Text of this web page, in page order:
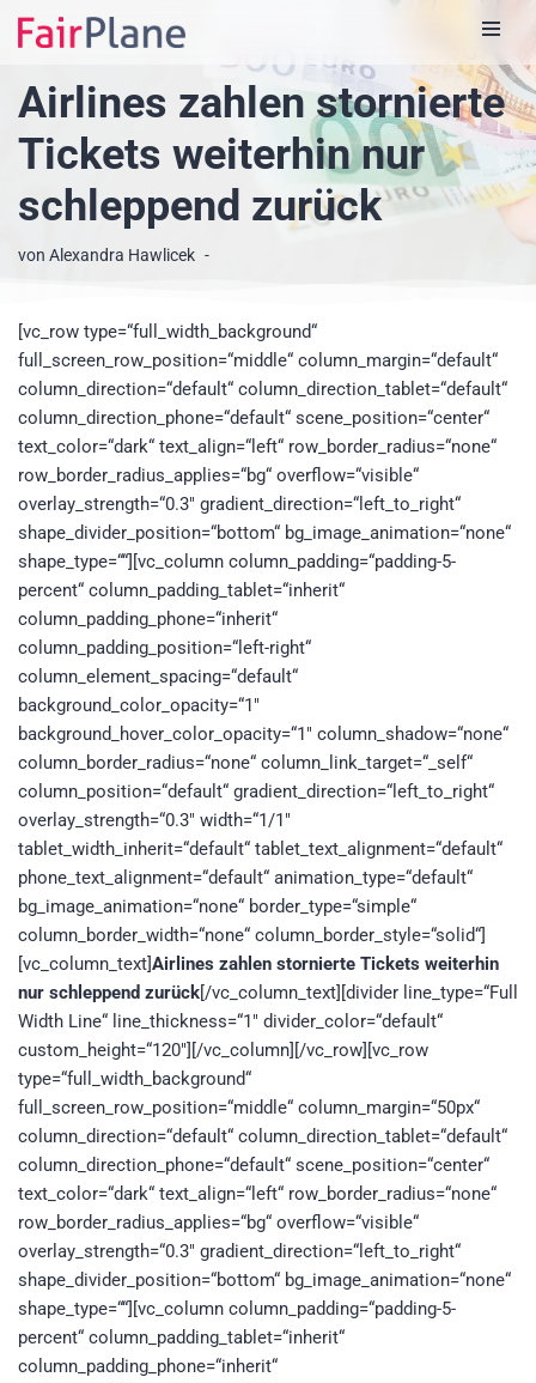
Inhalt
Airlines zahlen stornierte
Tickets weiterhin nur
schleppend zurück
von Alexandra Hawlicek
[vc_row type=“full_width_background“
full_screen_row_position=“middle“ column_margin=“default“
column_direction=“default“ column_direction_tablet=“default“
column_direction_phone=“default“ scene_position=“center“
text_color=“dark“ text_align=“left“ row_border_radius=“none“
row_border_radius_applies=“bg“ overflow=“visible“
overlay_strength=“0.3″ gradient_direction=“left_to_right“
shape_divider_position=“bottom“ bg_image_animation=“none“
shape_type=““][vc_column column_padding=“padding-5-
percent“ column_padding_tablet=“inherit“
column_padding_phone=“inherit“
column_padding_position=“left-right“
column_element_spacing=“default“
background_color_opacity=“1″
background_hover_color_opacity=“1″ column_shadow=“none“
column_border_radius=“none“ column_link_target=“_self“
column_position=“default“ gradient_direction=“left_to_right“
overlay_strength=“0.3″ width=“1/1″
tablet_width_inherit=“default“ tablet_text_alignment=“default“
phone_text_alignment=“default“ animation_type=“default“
bg_image_animation=“none“ border_type=“simple“
column_border_width=“none“ column_border_style=“solid“]
[vc_column_text]Airlines zahlen stornierte Tickets weiterhin
nur schleppend zurück[/vc_column_text][divider line_type=“Full
Width Line“ line_thickness=“1″ divider_color=“default“
custom_height=“120″][/vc_column][/vc_row][vc_row
type=“full_width_background“
full_screen_row_position=“middle“ column_margin=“50px“
column_direction=“default“ column_direction_tablet=“default“
column_direction_phone=“default“ scene_position=“center“
text_color=“dark“ text_align=“left“ row_border_radius=“none“
row_border_radius_applies=“bg“ overflow=“visible“
overlay_strength=“0.3″ gradient_direction=“left_to_right“
shape_divider_position=“bottom“ bg_image_animation=“none“
shape_type=““][vc_column column_padding=“padding-5-
percent“ column_padding_tablet=“inherit“
column_padding_phone=“inherit“